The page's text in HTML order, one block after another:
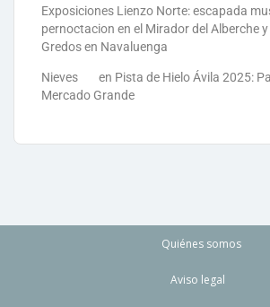
Exposiciones Lienzo Norte: escapada
pernoctacion en el Mirador del Alberche
Gredos en Navaluenga
Nieves en Pista de Hielo Ávila 2025:
Mercado Grande
Quiénes somos
Aviso legal